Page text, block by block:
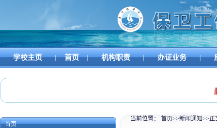
学校主页 | 首页 | 机构职责 | 办证业务 |
首页
当前位置： 首页>>新闻通知>>正